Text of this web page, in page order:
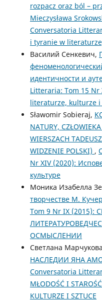
rozpacz oraz ból –
Mieczysława
Conversatoria
i tyranie w
Василий Сенкевич,
идентичности и
Litteraria: Tom 15 Nr
literaturze, kulturze i
Sławomir Sobieraj,
NATURY,
WIERSZACH
WIDZENIE POLSKI) ,
Nr XIV (2020):
культуре
Моника Изабелла
творчестве М.
Tom 9 Nr IX (2015):
ОСМЫСЛЕНИИ
Светлана
НАСЛЕДИИ ЯНА
Conversatoria
MŁODOŚĆ I
KULTURZE I SZTUCE